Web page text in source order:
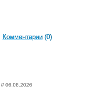
Комментарии (0)
// 06.08.2026